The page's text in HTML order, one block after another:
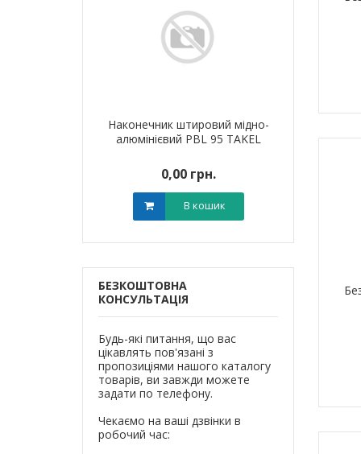
Наконечник штировий мідно-
алюмінієвий PBL 95 TAKEL
0,00 грн.
В кошик
БЕЗКОШТОВНА
КОНСУЛЬТАЦІЯ
Будь-які питання, що вас
цікавлять пов'язані з
пропозиціями нашого каталогу
товарів, ви завжди можете
задати по телефону.
Чекаємо на ваші дзвінки в
робочий час: